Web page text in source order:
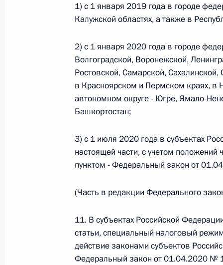
Федеральный закон от
и добровольчестве (волонтерстве)»
26 июля 2026 года
Федеральный закон от
процессуального кодекса Российской
26 июля 2026 года
Федеральный закон от
О внесении изменений в статью 13–2
и признании утратившим силу пункта 1
изменений в Федеральный закон „Об
26 июля 2026 года
1) с 1 января 2019 года в городе
Калужской областях, а также в
2) с 1 января 2020 года в городе
Волгоградской, Воронежской,
Ростовской, Самарской,
в Красноярском и Пермском краях, в
автономном округе - Югре, Ямало-
Башкортостан;
3) с 1 июля 2020 года в субъектах
настоящей части, с учетом
пунктом - Федеральный закон от
(Часть в редакции Федерального
11. В субъектах Российской
статьи, специальный налоговый
действие законами субъектов
Федеральный закон от 01.04.2020 №